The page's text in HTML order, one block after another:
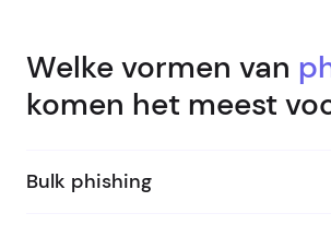
Welke vormen van
komen het meest
Bulk phishing